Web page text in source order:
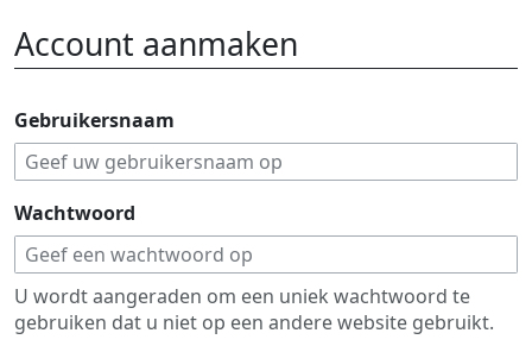
Account aanmaken
Gebruikersnaam
Wachtwoord
U wordt aangeraden om een uniek wachtwoord te
gebruiken dat u niet op een andere website gebruikt.